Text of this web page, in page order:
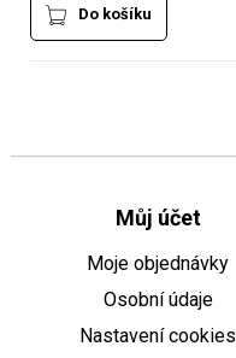
Do košíku
Můj účet
Moje objednávky
Osobní údaje
Nastavení cookies